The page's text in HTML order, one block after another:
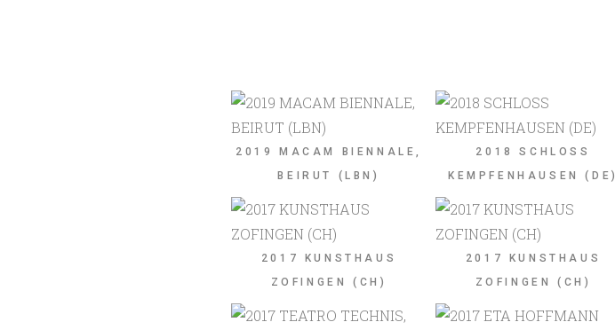
2019 MACAM BIENNALE,
BEIRUT (LBN)
2018 SCHLOSS
KEMPFENHAUSEN (DE)
2017 KUNSTHAUS
ZOFINGEN (CH)
2017 KUNSTHAUS
ZOFINGEN (CH)